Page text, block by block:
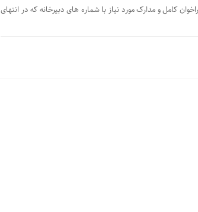
کامل و مدارک مورد نیاز با شماره های دبیرخانه که در انتهای